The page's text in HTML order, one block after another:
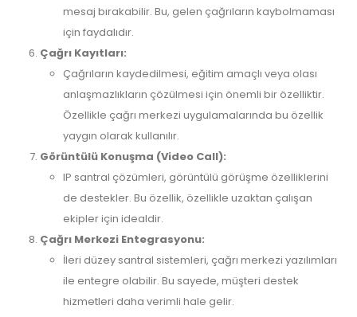
mesaj bırakabilir. Bu, gelen çağrıların kaybolmaması
için faydalıdır.
Çağrı Kayıtları:
Çağrıların kaydedilmesi, eğitim amaçlı veya olası
anlaşmazlıkların çözülmesi için önemli bir özelliktir.
Özellikle çağrı merkezi uygulamalarında bu özellik
yaygın olarak kullanılır.
Görüntülü Konuşma (Video Call):
IP santral çözümleri, görüntülü görüşme özelliklerini
de destekler. Bu özellik, özellikle uzaktan çalışan
ekipler için idealdir.
Çağrı Merkezi Entegrasyonu:
İleri düzey santral sistemleri, çağrı merkezi yazılımları
ile entegre olabilir. Bu sayede, müşteri destek
hizmetleri daha verimli hale gelir.